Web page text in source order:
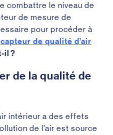
combattre le niveau de
de mesure de
pour procéder à
capteur de qualité d’air
il ?
de la qualité de
intérieur a des effets
de l’air est source